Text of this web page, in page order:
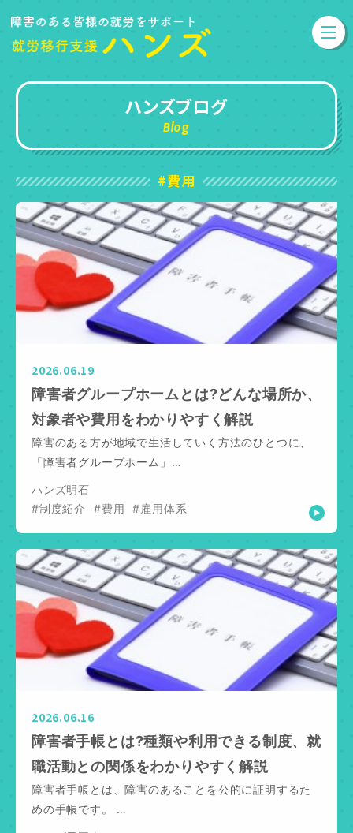
ハンズブログ
Blog
#費用
2026.06.19
障害者グループホームとは?どんな場所か、
対象者や費用をわかりやすく解説
障害のある方が地域で生活していく方法のひとつに、
「障害者グループホーム」…
ハンズ明石
#制度紹介
#費用 #雇用体系
2026.06.16
障害者手帳とは?種類や利用できる制度、就
職活動との関係をわかりやすく解説
障害者手帳とは、障害のあることを公的に証明するた
めの手帳です。 …